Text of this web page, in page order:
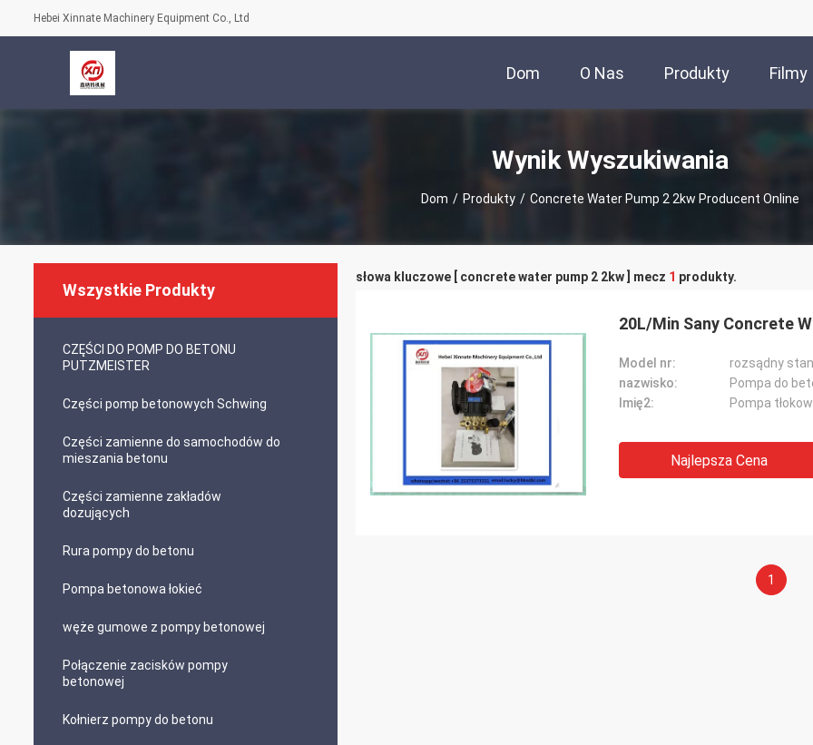
Hebei Xinnate Machinery Equipment Co., Ltd
Dom O Nas Produkty Filmy
Wynik Wyszukiwania
Dom / Produkty / Concrete Water Pump 2 2kw Producent Online
Wszystkie Produkty
CZĘŚCI DO POMP DO BETONU
PUTZMEISTER
Części pomp betonowych Schwing
Części zamienne do samochodów do
mieszania betonu
Części zamienne zakładów
dozujących
Rura pompy do betonu
Pompa betonowa łokieć
węże gumowe z pompy betonowej
Połączenie zacisków pompy
betonowej
Kołnierz pompy do betonu
słowa kluczowe [ concrete water pump 2 2kw ] mecz 1 produkty.
20L/Min Sany Concrete
Model nr:
rozsądny
nazwisko:
Pompa do
Imię2:
Pompa
Najlepsza Cena
1